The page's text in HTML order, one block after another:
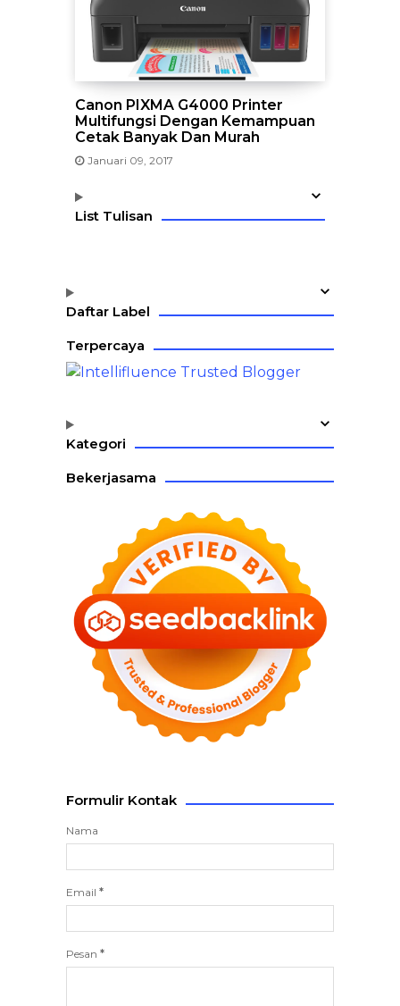
Canon PIXMA G4000 Printer
Multifungsi Dengan Kemampuan
Cetak Banyak Dan Murah
Januari 09, 2017
List Tulisan
Daftar Label
Terpercaya
Kategori
Bekerjasama
Formulir Kontak
Nama
Email *
Pesan *